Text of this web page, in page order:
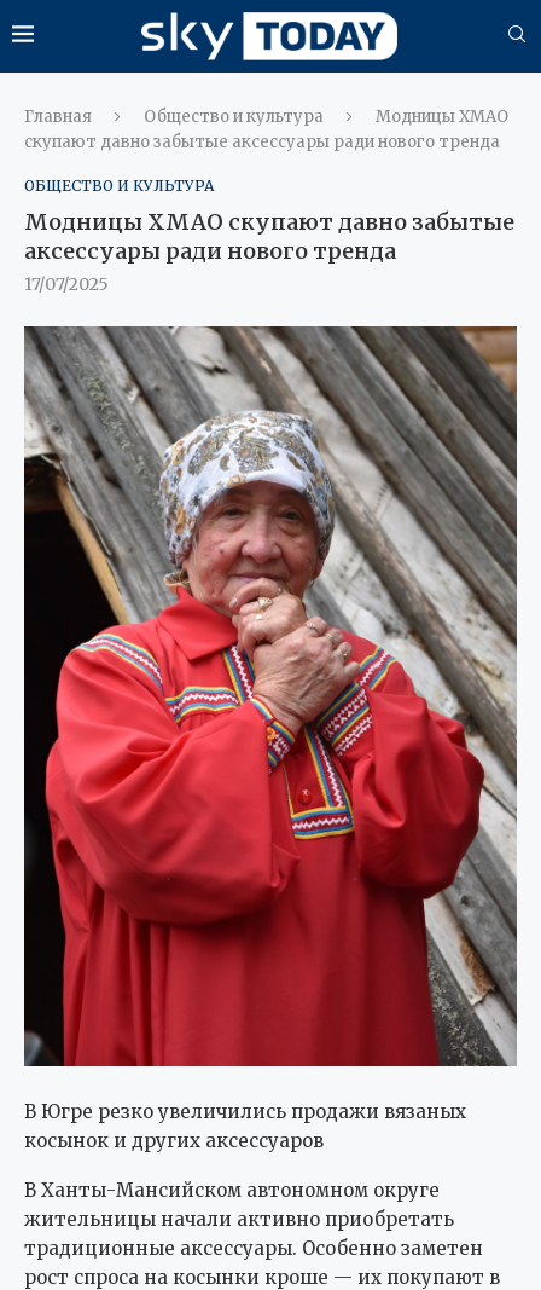
Главная Общество и культура
Модницы ХМАО
скупают давно забытые аксессуары ради нового тренда
ОБЩЕСТВО И КУЛЬТУРА
Модницы ХМАО скупают давно забытые
аксессуары ради нового тренда
17/07/2025
В Югре резко увеличились продажи вязаных
косынок и других аксессуаров
В Ханты-Мансийском автономном округе
жительницы начали активно приобретать
традиционные аксессуары. Особенно заметен
рост спроса на косынки кроше — их покупают в